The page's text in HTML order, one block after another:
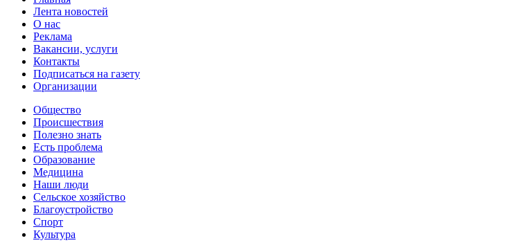
Лента новостей
О нас
Реклама
Вакансии, услуги
Контакты
Подписаться на газету
Организации
Общество
Происшествия
Полезно знать
Есть проблема
Образование
Медицина
Наши люди
Сельское хозяйство
Благоустройство
Спорт
Культура